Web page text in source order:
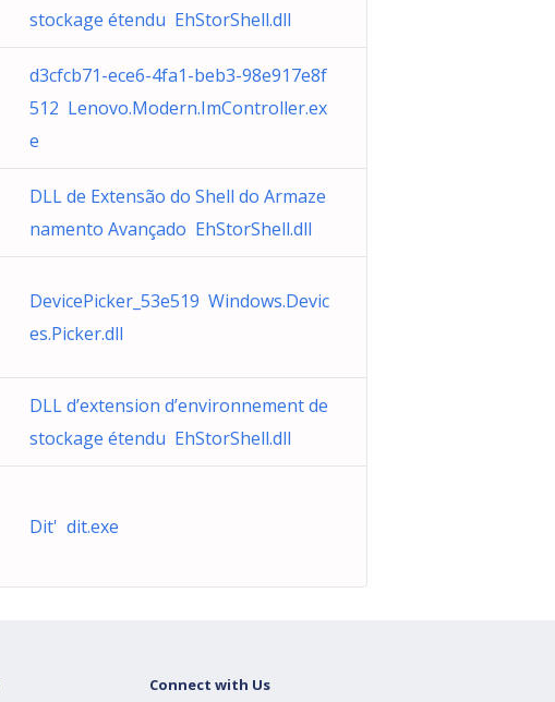
stockage étendu EhStorShell.dll
d3cfcb71-ece6-4fa1-beb3-98e917e8f
512 Lenovo.Modern.ImController.ex
e
DLL de Extensão do Shell do Armaze
namento Avançado EhStorShell.dll
DevicePicker_53e519 Windows.Devic
es.Picker.dll
DLL d’extension d’environnement de
stockage étendu EhStorShell.dll
Dit' dit.exe
Connect with Us